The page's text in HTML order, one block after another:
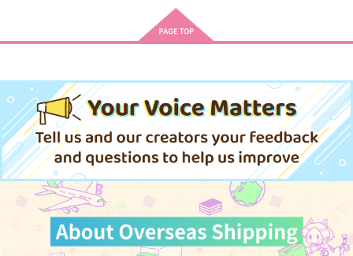
選択的幸福論
RIC
472円（税込）
エンデヴァー×ホークス
サンプル
作品詳細
手取り2億G
787円（税込）
主人公×カミュ
同人誌のつくりかた＋
表紙デザイン
クロコダイルティアー
ズ
2,357円 （税込）
作品詳細
カート
ンガードDivinez幻真
覚醒編 2
KADOKAWA
1,012円 （税込）
サンプル
作品詳細
946円（税込）
サンプル
作品詳細
さまっ♪ ドラマ
CD「SHINING IDOLS
' WORKDAY」後編
3,300円（税込）
サンプル
作品詳細